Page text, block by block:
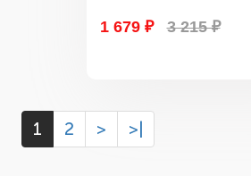
1 679 ₽ 3 215 ₽
1 2 > >|